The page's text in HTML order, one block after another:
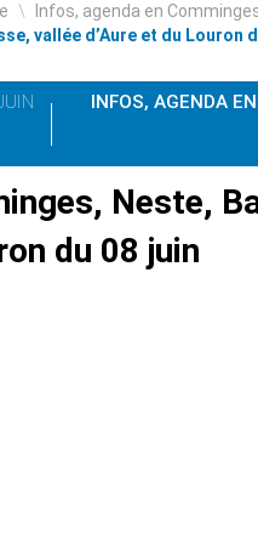
\ Infos, agenda en
vallée d’Aure et du Louron
INFOS, AGENDA
Neste,
du 08 juin